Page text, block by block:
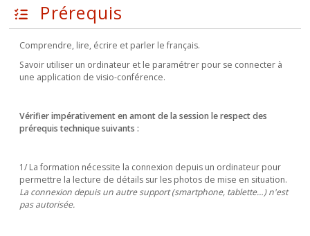
Prérequis
Comprendre, lire, écrire et parler le français.
Savoir utiliser un ordinateur et le paramétrer pour se connecter à
une application de visio-conférence.
Vérifier impérativement en amont de la session le respect des
prérequis technique suivants :
1/ La formation nécessite la connexion depuis un ordinateur pour
permettre la lecture de détails sur les photos de mise en situation.
La connexion depuis un autre support (smartphone, tablette…) n'est
pas autorisée.